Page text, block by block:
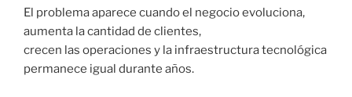
El problema aparece cuando el negocio evoluciona,
aumenta la cantidad de clientes,
crecen las operaciones y la infraestructura tecnológica
permanece igual durante años.